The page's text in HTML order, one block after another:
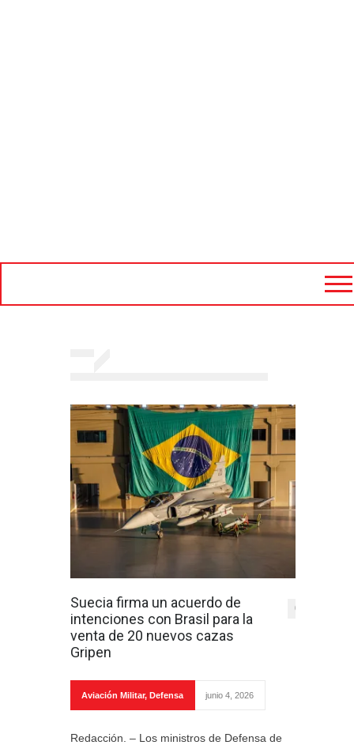
Suecia firma un acuerdo de
intenciones con Brasil para la
venta de 20 nuevos cazas
Gripen
0
Aviación Militar, Defensa junio 4, 2026
Redacción. – Los ministros de Defensa de